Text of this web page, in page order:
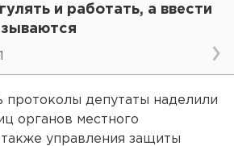
и работать, а ввести
протоколы депутаты наделили
органов местного
управления защиты